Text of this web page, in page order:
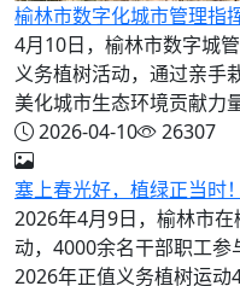
榆林市数字化城市管理指
4月10日，榆林市数字城
义务植树活动，通过亲手
美化城市生态环境贡献力量
2026-04-10
26307
塞上春光好，植绿正当时！
2026年4月9日，榆林市
动，4000余名干部职工参
2026年正值义务植树运